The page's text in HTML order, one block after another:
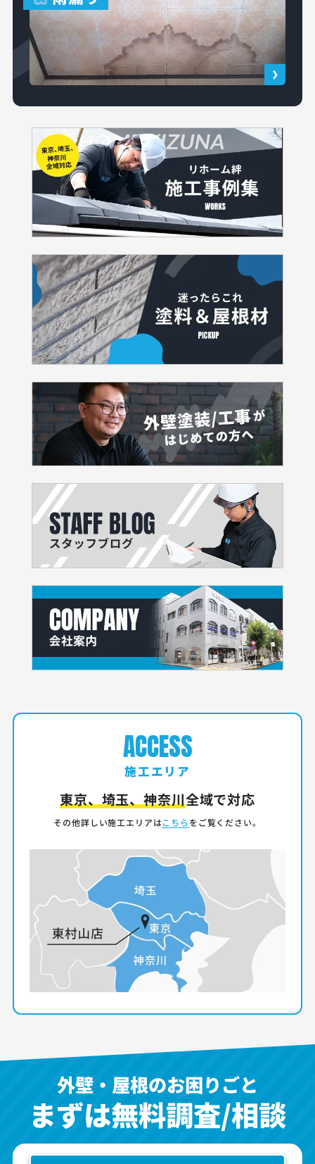
ACCESS
施工エリア
東京、埼玉、神奈川全域で対応
その他詳しい施工エリアはこちらをご覧ください。
外壁・屋根のお困りごと
まずは無料調査/相談